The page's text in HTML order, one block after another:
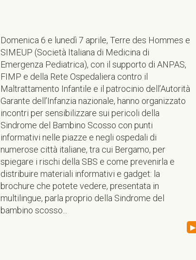
Domenica 6 e lunedì 7 aprile, Terre des Hommes e
SIMEUP (Società Italiana di Medicina di
Emergenza Pediatrica), con il supporto di ANPAS,
FIMP e della Rete Ospedaliera contro il
Maltrattamento Infantile e il patrocinio dell’Autorità
Garante dell’Infanzia nazionale, hanno organizzato
incontri per sensibilizzare sui pericoli della
Sindrome del Bambino Scosso con punti
informativi nelle piazze e negli ospedali di
numerose città italiane, tra cui Bergamo, per
spiegare i rischi della SBS e come prevenirla e
distribuire materiali informativi e gadget: la
brochure che potete vedere, presentata in
multilingue, parla proprio della Sindrome del
bambino scosso...
▸